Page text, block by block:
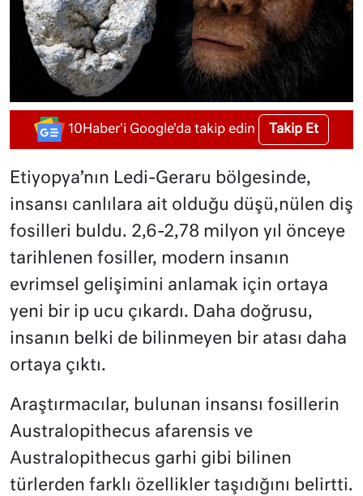
10Haber'i Google'da takip edin Takip Et
Etiyopya’nın Ledi-Geraru bölgesinde,
insansı canlılara ait olduğu düşü,nülen diş
fosilleri buldu. 2,6-2,78 milyon yıl önceye
tarihlenen fosiller, modern insanın
evrimsel gelişimini anlamak için ortaya
yeni bir ip ucu çıkardı. Daha doğrusu,
insanın belki de bilinmeyen bir atası daha
ortaya çıktı.
Araştırmacılar, bulunan insansı fosillerin
Australopithecus afarensis ve
Australopithecus garhi gibi bilinen
türlerden farklı özellikler taşıdığını belirtti.